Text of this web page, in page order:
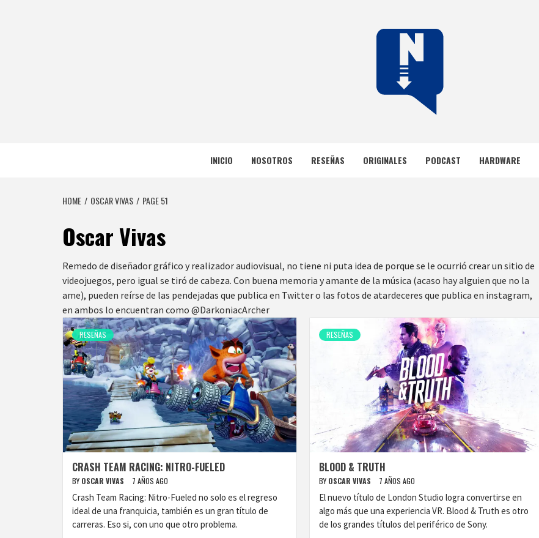
NERFEADOS
INICIO NOSOTROS RESEÑAS ORIGINALES PODCAST HARDWARE
HOME OSCAR VIVAS PAGE 51
Oscar Vivas
Remedo de diseñador gráfico y realizador audiovisual, no tiene ni puta idea de porque se le ocurrió crear un sitio de
videojuegos, pero igual se tiró de cabeza. Con buena memoria y amante de la música (acaso hay alguien que no la
ame), pueden reírse de las pendejadas que publica en Twitter o las fotos de atardeceres que publica en instagram,
en ambos lo encuentran como @DarkoniacArcher
RESEÑAS
CRASH TEAM RACING: NITRO-FUELED
BY OSCAR VIVAS 7 AÑOS AGO
Crash Team Racing: Nitro-Fueled no solo es el regreso
ideal de una franquicia, también es un gran título de
carreras. Eso si, con uno que otro problema.
RESEÑAS
BLOOD & TRUTH
BY OSCAR VIVAS 7 AÑOS AGO
El nuevo título de London Studio logra convertirse en
algo más que una experiencia VR. Blood & Truth es otro
de los grandes títulos del periférico de Sony.